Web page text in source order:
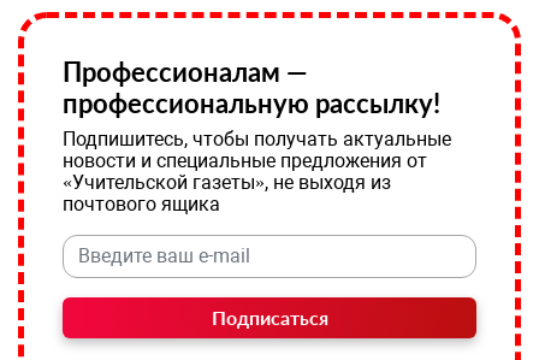
Профессионалам —
профессиональную рассылку!
Подпишитесь, чтобы получать актуальные
новости и специальные предложения от
«Учительской газеты», не выходя из
почтового ящика
Подписаться